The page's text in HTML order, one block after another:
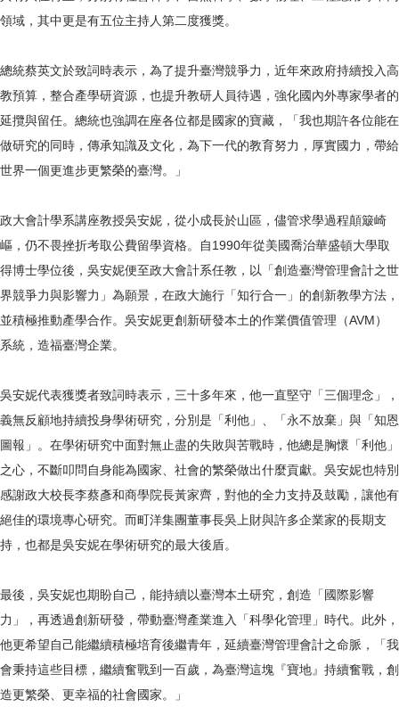
領域，其中更是有五位主持人第二度獲獎。
總統蔡英文於致詞時表示，為了提升臺灣競爭力，近年來政府持續投入高
教預算，整合產學研資源，也提升教研人員待遇，強化國內外專家學者的
延攬與留任。總統也強調在座各位都是國家的寶藏，「我也期許各位能在
做研究的同時，傳承知識及文化，為下一代的教育努力，厚實國力，帶給
世界一個更進步更繁榮的臺灣。」
政大會計學系講座教授吳安妮，從小成長於山區，儘管求學過程顛簸崎
嶇，仍不畏挫折考取公費留學資格。自1990年從美國喬治華盛頓大學取
得博士學位後，吳安妮便至政大會計系任教，以「創造臺灣管理會計之世
界競爭力與影響力」為願景，在政大施行「知行合一」的創新教學方法，
並積極推動產學合作。吳安妮更創新研發本土的作業價值管理（AVM）
系統，造福臺灣企業。
吳安妮代表獲獎者致詞時表示，三十多年來，他一直堅守「三個理念」，
義無反顧地持續投身學術研究，分別是「利他」、「永不放棄」與「知恩
圖報」。在學術研究中面對無止盡的失敗與苦戰時，他總是胸懷「利他」
之心，不斷叩問自身能為國家、社會的繁榮做出什麼貢獻。吳安妮也特別
感謝政大校長李蔡彥和商學院長黃家齊，對他的全力支持及鼓勵，讓他有
絕佳的環境專心研究。而町洋集團董事長吳上財與許多企業家的長期支
持，也都是吳安妮在學術研究的最大後盾。
最後，吳安妮也期盼自己，能持續以臺灣本土研究，創造「國際影響
力」，再透過創新研發，帶動臺灣產業進入「科學化管理」時代。此外，
他更希望自己能繼續積極培育後繼青年，延續臺灣管理會計之命脈，「我
會秉持這些目標，繼續奮戰到一百歲，為臺灣這塊『寶地』持續奮戰，創
造更繁榮、更幸福的社會國家。」